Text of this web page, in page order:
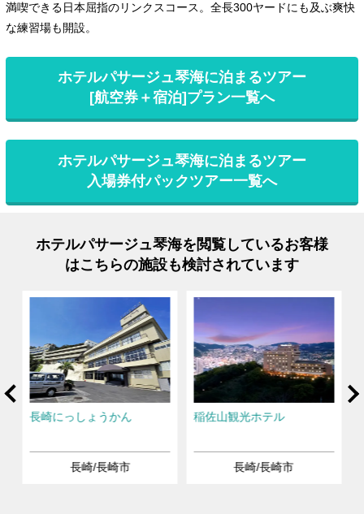
満喫できる日本屈指のリンクスコース。全長300ヤードにも及ぶ爽快
な練習場も開設。
ホテルパサージュ琴海に泊まるツアー
[航空券＋宿泊]プラン一覧へ
ホテルパサージュ琴海に泊まるツアー
入場券付パックツアー一覧へ
ホテルパサージュ琴海を閲覧しているお客様
はこちらの施設も検討されています
長崎にっしょうかん
長崎/長崎市
稲佐山観光ホテル
長崎/長崎市